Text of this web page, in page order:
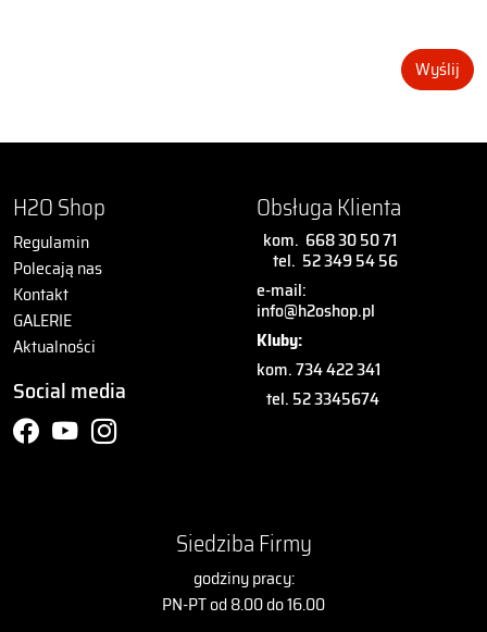
Wyślij
H2O Shop
Regulamin
Polecają nas
Kontakt
GALERIE
Aktualności
Social media
Obsługa Klienta
kom. 668 30 50 71
tel. 52 349 54 56
e-mail:
info@h2oshop.pl
Kluby:
kom. 734 422 341
tel. 52 3345674
Siedziba Firmy
godziny pracy:
PN-PT od 8.00 do 16.00